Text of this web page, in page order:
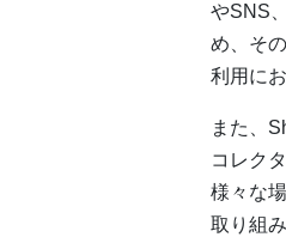
やSNS
め、そ
利用に
また、
コレク
様々な
取り組